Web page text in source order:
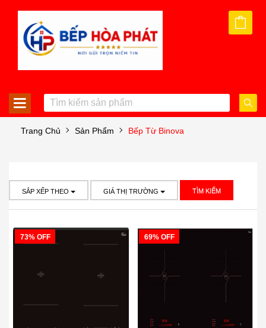
Trang Chủ Sản Phẩm Bếp Từ Binova
SẮP XẾP THEO GIÁ THỊ TRƯỜNG TÌM KIẾM
73% OFF 69% OFF